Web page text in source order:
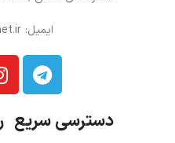
ایمیل: info@pikonet.ir
دسترسی سریع